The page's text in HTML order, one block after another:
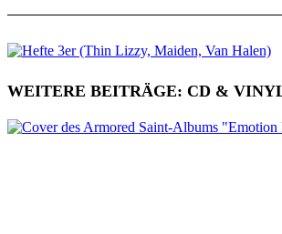
WEITERE BEITRÄGE: CD &